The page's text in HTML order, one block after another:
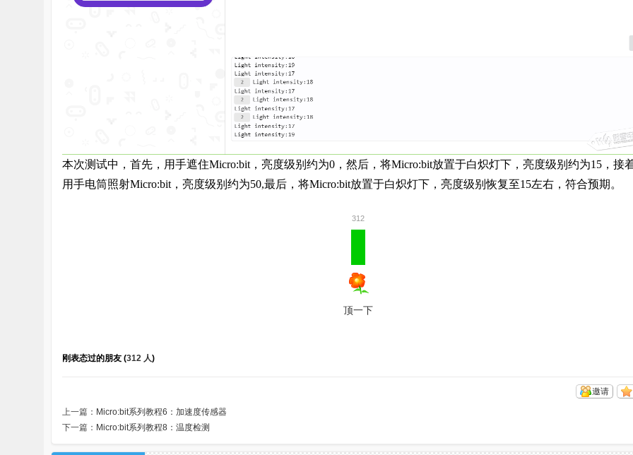
本次测试中，首先，用手遮住Micro:bit ，亮度级别约为0 ，然后，将Micro:bit放置于白炽灯下，亮度级别约为15 ，接
用手电筒照射Micro:bit ，亮度级别约为50,最后，将Micro:bit放置于白炽灯下，亮度级别恢复至15左右，符合预期。
312
顶一下
刚表态过的朋友 (312 人)
邀请
上一篇： Micro:bit系列教程6：加速度传感器
下一篇： Micro:bit系列教程8：温度检测